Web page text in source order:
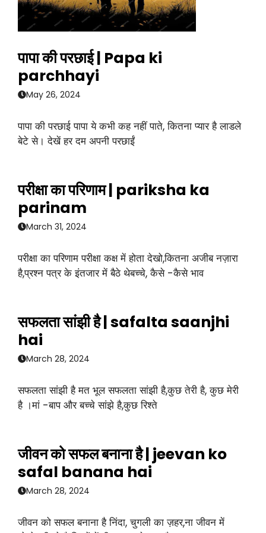
पापा की परछाई | Papa ki
parchhayi
May 26, 2024
पापा की परछाई पापा ये कभी कह नहीं पाते, कितना प्यार है लाडले
बेटे से। देखें हर दम अपनी परछाईं
परीक्षा का परिणाम | pariksha ka
parinam
March 31, 2024
परीक्षा का परिणाम परीक्षा कक्ष में होता देखो,कितना अजीब नज़ारा
है,प्रश्न पत्र के इंतजार में बैठे थेबच्चे, कैसे -कैसे भाव
सफलता सांझी है | safalta saanjhi
hai
March 28, 2024
सफलता सांझी है मत भूल सफलता सांझी है,कुछ तेरी है, कुछ मेरी
है ।मां -बाप और बच्चे सांझे है,कुछ रिश्ते
जीवन को सफल बनाना है | jeevan ko
safal banana hai
March 28, 2024
जीवन को सफल बनाना है निंदा, चुगली का ज़हर,ना जीवन में